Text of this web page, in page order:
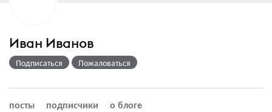
Иван Иванов
Подписаться Пожаловаться
посты подписчики о блоге